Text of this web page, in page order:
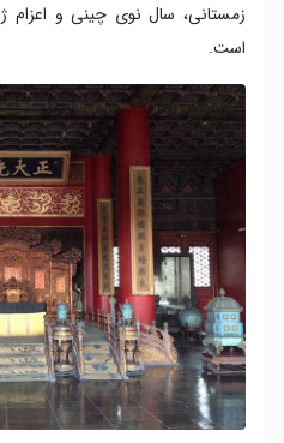
زمستانی، سال نوی چینی و اعزام
است.